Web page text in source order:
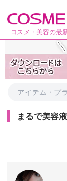
コスメ・美容の最
まるで美容